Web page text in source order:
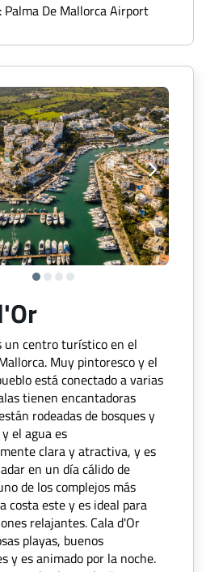
Palma De Mallorca Airport
un centro turístico en el
Muy pintoresco y el
está conectado a varias
tienen encantadoras
rodeadas de bosques y
el agua es
clara y atractiva, y es
en un día cálido de
de los complejos más
costa este y es ideal para
relajantes. Cala d'Or
playas, buenos
y es animado por la noche.